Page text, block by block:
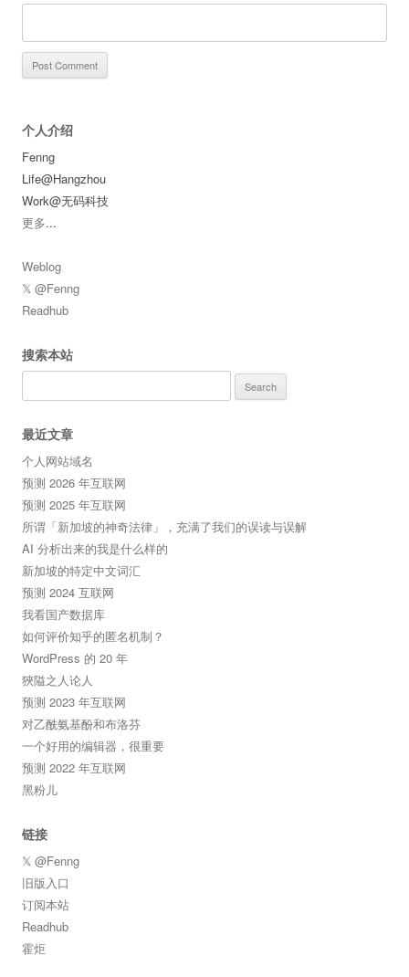
个人介绍
Fenng
Life@Hangzhou
Work@无码科技
更多...
Weblog
𝕏 @Fenng
Readhub
搜索本站
for:
最近文章
个人网站域名
预测 2026 年互联网
预测 2025 年互联网
所谓「新加坡的神奇法律」，充满了我们的误读与误解
AI 分析出来的我是什么样的
新加坡的特定中文词汇
预测 2024 互联网
我看国产数据库
如何评价知乎的匿名机制？
WordPress 的 20 年
狹隘之人论人
预测 2023 年互联网
对乙酰氨基酚和布洛芬
一个好用的编辑器，很重要
预测 2022 年互联网
黑粉儿
链接
𝕏 @Fenng
旧版入口
订阅本站
Readhub
霍炬